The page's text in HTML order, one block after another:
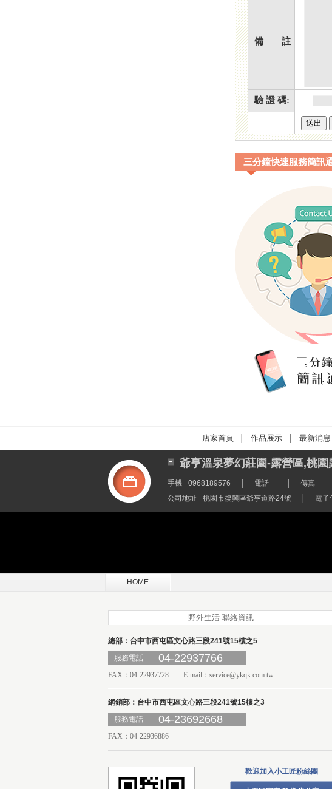
備 註
驗 證 碼:
三分鐘快速服務簡訊
店家首頁 作品展示 最新消息
爺亨溫泉夢幻莊園-露營區,桃園
手機 0968189576 電話
傳真
公司地址
桃園市復興區爺亨道路24號 電子
HOME
野外生活-聯絡資訊
總部：台中市西屯區文心路三段241號15樓之5
服務電話
04-22937766
FAX：04-22937728 E-mail： service@ykqk.com.tw
網銷部：台中市西屯區文心路三段241號15樓之3
服務電話
04-23692668
FAX：04-22936886
歡迎加入小工匠粉絲團